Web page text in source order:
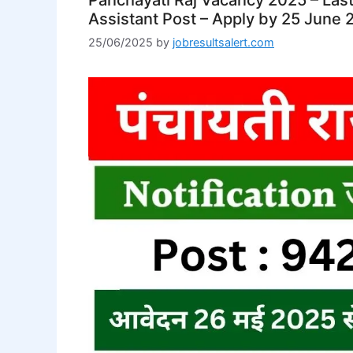
Assistant Post – Apply by 25 June
25/06/2025 by jobresultsalert.com